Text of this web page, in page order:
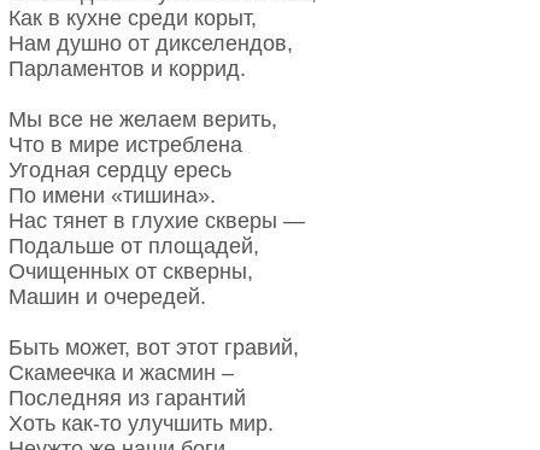
Как в кухне среди корыт,
Нам душно от дикселендов,
Парламентов и коррид.
Мы все не желаем верить,
Что в мире истреблена
Угодная сердцу ересь
По имени «тишина».
Нас тянет в глухие скверы —
Подальше от площадей,
Очищенных от скверны,
Машин и очередей.
Быть может, вот этот гравий,
Скамеечка и жасмин –
Последняя из гарантий
Хоть как-то улучшить мир.